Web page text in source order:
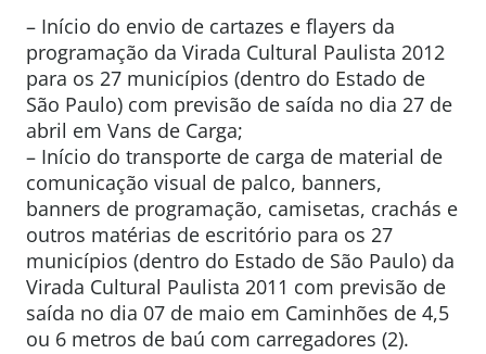
– Início do envio de cartazes e flayers da
programação da Virada Cultural Paulista 2012
para os 27 municípios (dentro do Estado de
São Paulo) com previsão de saída no dia 27 de
abril em Vans de Carga;
– Início do transporte de carga de material de
comunicação visual de palco, banners,
banners de programação, camisetas, crachás e
outros matérias de escritório para os 27
municípios (dentro do Estado de São Paulo) da
Virada Cultural Paulista 2011 com previsão de
saída no dia 07 de maio em Caminhões de 4,5
ou 6 metros de baú com carregadores (2).